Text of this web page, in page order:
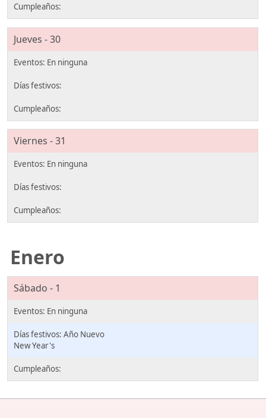
Jueves - 30
Viernes - 31
Enero
Sábado - 1
Año Nuevo
New Year's